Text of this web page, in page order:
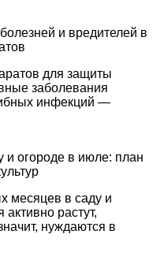
и вредителей в
для защиты
заболевания
инфекций —
и огороде в июле: план
месяцев в саду и
растут,
нуждаются в